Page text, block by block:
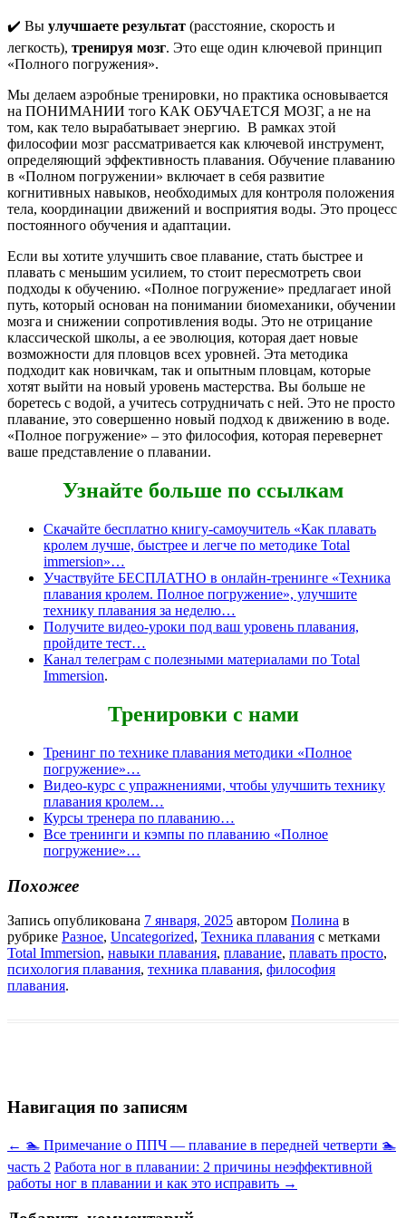
✔️ Вы улучшаете результат (расстояние, скорость и
легкость), тренируя мозг. Это еще один ключевой принцип
«Полного погружения».
Мы делаем аэробные тренировки, но практика основывается
на ПОНИМАНИИ того КАК ОБУЧАЕТСЯ МОЗГ, а не на
том, как тело вырабатывает энергию. В рамках этой
философии мозг рассматривается как ключевой инструмент,
определяющий эффективность плавания. Обучение плаванию
в «Полном погружении» включает в себя развитие
когнитивных навыков, необходимых для контроля положения
тела, координации движений и восприятия воды. Это процесс
постоянного обучения и адаптации.
Если вы хотите улучшить свое плавание, стать быстрее и
плавать с меньшим усилием, то стоит пересмотреть свои
подходы к обучению. «Полное погружение» предлагает иной
путь, который основан на понимании биомеханики, обучении
мозга и снижении сопротивления воды. Это не отрицание
классической школы, а ее эволюция, которая дает новые
возможности для пловцов всех уровней. Эта методика
подходит как новичкам, так и опытным пловцам, которые
хотят выйти на новый уровень мастерства. Вы больше не
боретесь с водой, а учитесь сотрудничать с ней. Это не просто
плавание, это совершенно новый подход к движению в воде.
«Полное погружение» – это философия, которая перевернет
ваше представление о плавании.
Узнайте больше по ссылкам
Скачайте бесплатно книгу-самоучитель «Как плавать
кролем лучше, быстрее и легче по методике Total
immersion»…
Участвуйте БЕСПЛАТНО в онлайн-тренинге «Техника
плавания кролем. Полное погружение», улучшите
технику плавания за неделю…
Получите видео-уроки под ваш уровень плавания,
пройдите тест…
Канал телеграм с полезными материалами по Total
Immersion.
Тренировки с нами
Тренинг по технике плавания методики «Полное
погружение»…
Видео-курс с упражнениями, чтобы улучшить технику
плавания кролем…
Курсы тренера по плаванию…
Все тренинги и кэмпы по плаванию «Полное
погружение»…
Похожее
Запись опубликована 7 января, 2025 автором Полина в
рубрике Разное, Uncategorized, Техника плавания с метками
Total Immersion, навыки плавания, плавание, плавать просто,
психология плавания, техника плавания, философия
плавания.
Навигация по записям
← 🏊 Примечание о ППЧ — плавание в передней четверти 🏊
часть 2 Работа ног в плавании: 2 причины неэффективной
работы ног в плавании и как это исправить →